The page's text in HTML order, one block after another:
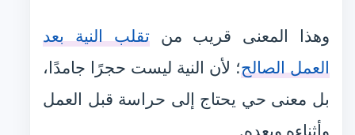
وهذا المعنى قريب منتقلب النية بعد
العمل الصالح؛ لأن النية ليست حجرًا جامدًا،
بل معنى حي يحتاج إلى حراسة قبل العمل
وأثناءه وبعده.